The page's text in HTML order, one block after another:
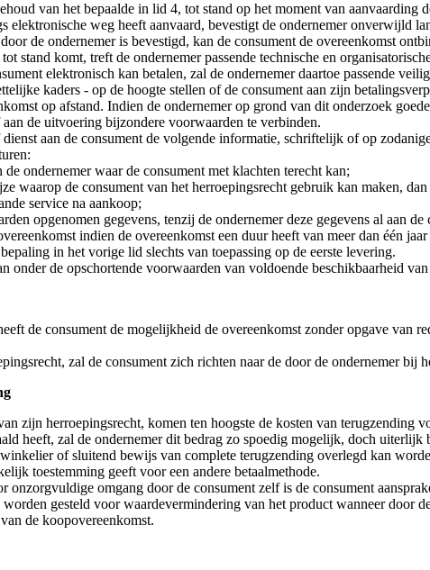
van het bepaalde in lid 4, tot stand op het moment van aanvaarding
elektronische weg heeft aanvaard, bevestigt de ondernemer onverwijld
de ondernemer is bevestigd, kan de consument de overeenkomst
stand komt, treft de ondernemer passende technische en
elektronisch kan betalen, zal de ondernemer daartoe passende
kaders - op de hoogte stellen of de consument aan zijn
op afstand. Indien de ondernemer op grond van dit onderzoek
de uitvoering bijzondere voorwaarden te verbinden.
aan de consument de volgende informatie, schriftelijk of op
ondernemer waar de consument met klachten terecht kan;
waarop de consument van het herroepingsrecht gebruik kan maken,
service na aankoop;
opgenomen gegevens, tenzij de ondernemer deze gegevens al aan
indien de overeenkomst een duur heeft van meer dan één
in het vorige lid slechts van toepassing op de eerste levering.
onder de opschortende voorwaarden van voldoende beschikbaarheid
de consument de mogelijkheid de overeenkomst zonder opgave van
zal de consument zich richten naar de door de ondernemer
zijn herroepingsrecht, komen ten hoogste de kosten van terugzending
heeft, zal de ondernemer dit bedrag zo spoedig mogelijk, doch
of sluitend bewijs van complete terugzending overlegd kan
toestemming geeft voor een andere betaalmethode.
onzorgvuldige omgang door de consument zelf is de consument
gesteld voor waardevermindering van het product wanneer door
de koopovereenkomst.